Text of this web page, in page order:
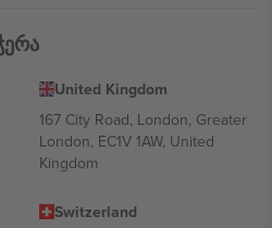
United Kingdom
167 City Road, London, Greater
London, EC1V 1AW, United
Kingdom
Switzerland